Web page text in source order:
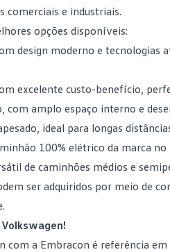
comerciais e industriais.
opções disponíveis:
design moderno e tecnologias
excelente custo-benefício,
com amplo espaço interno e
ideal para longas
100% elétrico da marca
de caminhões médios e
ser adquiridos por meio de
com a Embracon é referência